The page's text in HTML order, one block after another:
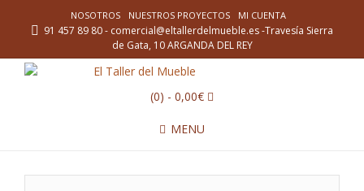
NOSOTROS NUESTROS PROYECTOS MI CUENTA
91 457 89 80 - comercial@eltallerdelmueble.es -Travesía Sierra
de Gata, 10 ARGANDA DEL REY
(0) - 0,00€
MENU